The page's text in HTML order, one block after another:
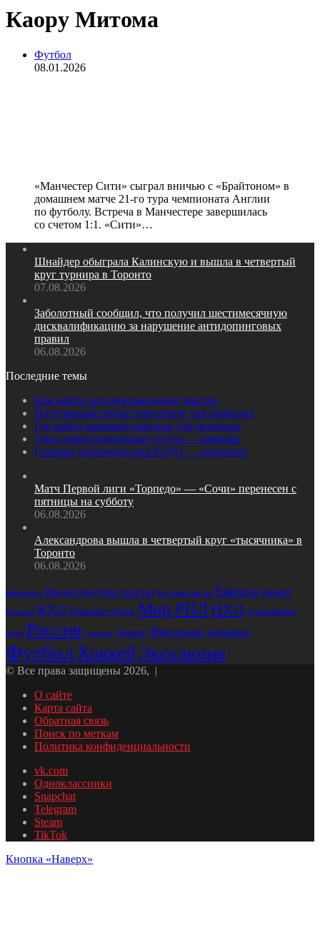
Каору Митома
Футбол
08.01.2026
«Манчестер Сити» сыграл вничью с «Брайтоном» в
домашнем матче 21‑го тура чемпионата Англии
по футболу. Встреча в Манчестере завершилась
со счетом 1:1. «Сити»…
Шнайдер обыграла Калинскую и вышла в четвертый
круг турнира в Торонто
07.08.2026
Заболотный сообщил, что получил шестимесячную
дисквалификацию за нарушение антидопинговых
правил
06.08.2026
Последние темы
Как найти сегодня пансионат быстро
Популярный сейчас пансионат для пожилых
Где найти хороший пансион для пожилых
Здесь инвестиционные услуги — помощь
Главные преимущества КЭДО — описание
Матч Первой лиги «Торпедо» — «Сочи» перенесен с
пятницы на субботу
06.08.2026
Александрова вышла в четвертый круг «тысячника» в
Торонто
06.08.2026
Баскетбол Видео (внутри текста) Водные виды Европа Зенит
Испания КХЛ Лыжные гонки Мир РПЛНХЛ Олимпийские
игры Россия Спартак Теннис Фигурное катание
ФутболХоккейЭксклюзив
© Все права защищены 2026, |
О сайте
Карта сайта
Обратная связь
Поиск по меткам
Политика конфиденциальности
vk.com
Одноклассники
Snapchat
Telegram
Steam
TikTok
Кнопка «Наверх»